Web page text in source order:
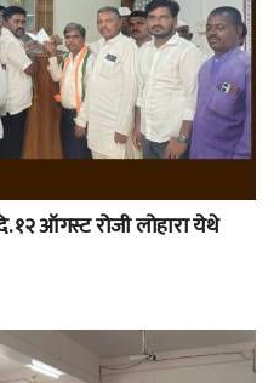
१२ ऑगस्ट रोजी लोहारा येथे